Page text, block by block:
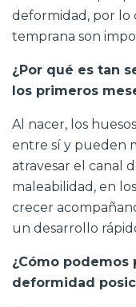
deformidad, por lo
temprana son
¿Por qué es tan
los primeros
Al nacer, los
entre sí y pueden
atravesar el canal
maleabilidad, en
crecer
un desarrollo
¿Cómo
deformidad